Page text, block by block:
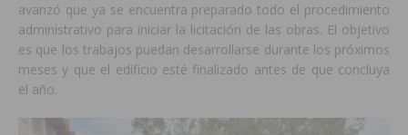
avanzó que ya se encuentra preparado todo el procedimiento
administrativo para iniciar la licitación de las obras. El objetivo
es que los trabajos puedan desarrollarse durante los próximos
meses y que el edificio esté finalizado antes de que concluya
el año.